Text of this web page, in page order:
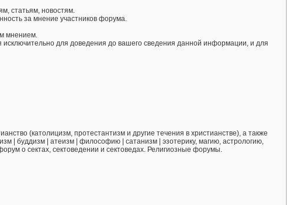
статьям, новостям.
за мнение участников форума.
мнением.
для доведения до вашего сведения данной информации, и для
(католицизм, протестантизм и другие течения в христианстве), а также
| буддизм | атеизм | философию | сатанизм | эзотерику, магию, астрологию,
о сектах, сектоведении и сектоведах. Религиозные форумы.